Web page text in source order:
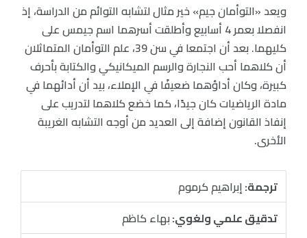
ويعد «التوأمان جيم» خير مثال لتشابه التوائم من الدراسة، إذ
انفصلا بعمر 4 أسابيع وأطلقت أسرهما اسم جيمس على
كليهما. بعد أن اجتمعا في سن 39، علم التوأمان المتماثلان
أن كلاهما أحب النجارة والرسم الميكانيكي والكتابة بأحرف
كبيرة، وكان أداؤهما ضعيفًا في الإملاء، بيد أن أدائهما في
مادة الرياضيات كان جيدًا، كما خضع كلاهما لتدريب على
إنفاذ القانون إضافة إلى العديد من أوجه التشابه الغريبة
الأخرى.
ترجمة:إبراهيم كرموم
تدقيق علمي ولغوي:بهاء كاظم